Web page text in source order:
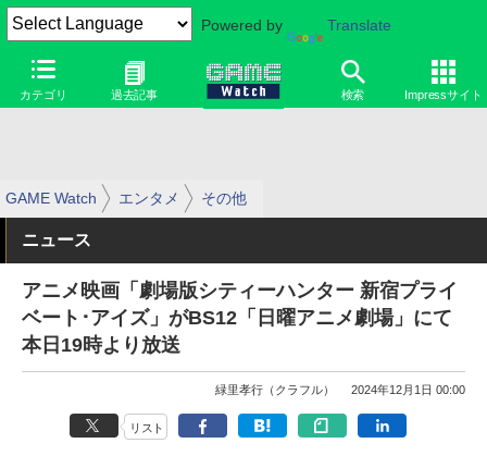
Powered by Translate
カテゴリ 過去記事 検索 Impressサイト
GAME Watch エンタメ その他
ニュース
アニメ映画「劇場版シティーハンター 新宿プライ
ベート･アイズ」がBS12「日曜アニメ劇場」にて
本日19時より放送
緑里孝行（クラフル） 2024年12月1日 00:00
リスト